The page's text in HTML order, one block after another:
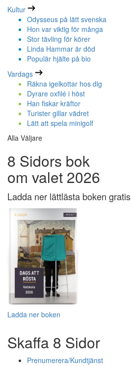
Kultur
Odysseus på lätt svenska
Hon var viktig för många
Stor tävling för körer
Linda Hammar är död
Populär hjälte på bio
Vardags
Räkna igelkottar hos dig
Dyrare oxfilé i höst
Han fiskar kräftor
Turister gillar vädret
Lätt att spela minigolf
Alla Väljare
8 Sidors bok
om valet 2026
Ladda ner lättlästa boken gratis
Ladda ner boken
Skaffa 8 Sidor
Prenumerera/Kundtjänst